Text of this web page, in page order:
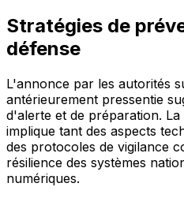
Stratégies de
défense
L'annonce par les autorités
antérieurement pressentie
d'alerte et de préparation. La
implique tant des aspects
des protocoles de vigilance
résilience des systèmes
numériques.